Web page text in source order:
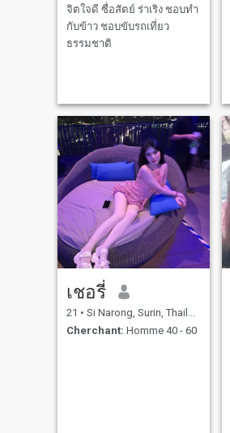
จิตใจดี ซื่อสัตย์ ร่าเริง ชอบทำ
กับข้าว ชอบขับรถเที่ยว
ธรรมชาติ
เชอรี่
21 • Si Narong, Surin, Thailande
Cherchant: Homme 40 - 60